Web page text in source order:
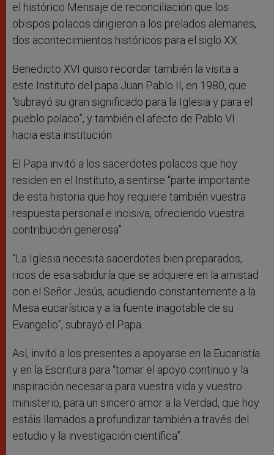
el histórico Mensaje de reconciliación que los
obispos polacos dirigieron a los prelados alemanes,
dos acontecimientos históricos para el siglo XX.
Benedicto XVI quiso recordar también la visita a
este Instituto del papa Juan Pablo II, en 1980, que
“subrayó su gran significado para la Iglesia y para el
pueblo polaco”, y también el afecto de Pablo VI
hacia esta institución.
El Papa invitó a los sacerdotes polacos que hoy
residen en el Instituto, a sentirse “parte importante
de esta historia que hoy requiere también vuestra
respuesta personal e incisiva, ofreciendo vuestra
contribución generosa”.
“La Iglesia necesita sacerdotes bien preparados,
ricos de esa sabiduría que se adquiere en la amistad
con el Señor Jesús, acudiendo constantemente a la
Mesa eucarística y a la fuente inagotable de su
Evangelio”, subrayó el Papa.
Así, invitó a los presentes a apoyarse en la Eucaristía
y en la Escritura para “tomar el apoyo continuo y la
inspiración necesaria para vuestra vida y vuestro
ministerio, para un sincero amor a la Verdad, que hoy
estáis llamados a profundizar también a través del
estudio y la investigación científica”.